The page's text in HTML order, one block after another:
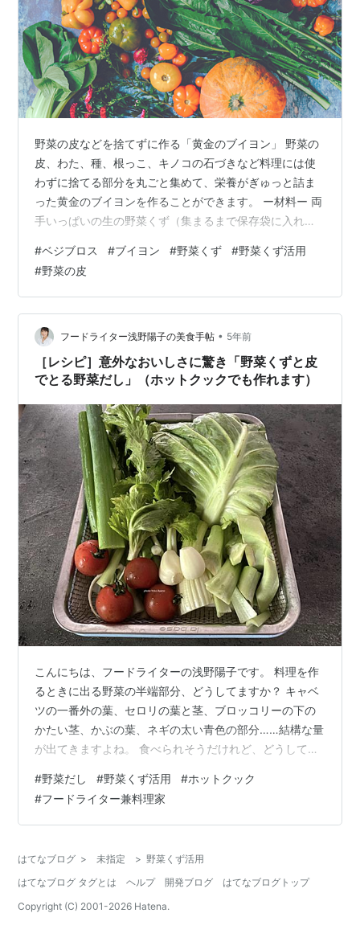
野菜の皮などを捨てずに作る「黄金のブイヨン」 野菜の
皮、わた、種、根っこ、キノコの石づきなど料理には使
わずに捨てる部分を丸ごと集めて、栄養がぎゅっと詰ま
った黄金のブイヨンを作ることができます。 ー材料ー 両
手いっぱいの生の野菜くず（集まるまで保存袋に入れて
くずはタワシなどでよく洗います 水の中に野菜くずと酒
を入れて沸騰するまで強火で煮込む 沸騰したら弱火にし
て２０分から３０分煮込む ボウルで濾したら完成です ※
紫の野菜は色が出てしまうので問題ない場合のみ使用す
る ※セロリなどの香りが強いものは少量にする カレー、
汁物、お浸し、煮汁…
#ベジブロス #ブイヨン #野菜くず #野菜くず活用
#野菜の皮
フードライター浅野陽子の美食手帖 • 5年前
［レシピ］意外なおいしさに驚き「野菜くずと皮
でとる野菜だし」（ホットクックでも作れます）
こんにちは、フードライターの浅野陽子です。 料理を作
るときに出る野菜の半端部分、どうしてますか？ キャベ
ツの一番外の葉、セロリの葉と茎、ブロッコリーの下の
かたい茎、かぶの葉、ネギの太い青色の部分……結構な量
が出てきますよね。 食べられそうだけれど、どうしてい
ど、どうしても葉っぱ部分は残る。 もったいないなーと
迷いながらも捨ててしまっていませんか？ その悩みを一
挙に解決するのが「野菜だし」です！ 作り方は簡単。 カ
するほど美味なのです 今回は、そのレシピを紹介しま
す。 ＊我が家のホットクックはこ…
#野菜だし #野菜くず活用 #ホットクック
#フードライター兼料理家
はてなブログ > 未指定 > 野菜くず活用
はてなブログ タグとは
ヘルプ 開発ブログ
はてなブログトップ
Copyright (C) 2001-2026 Hatena.